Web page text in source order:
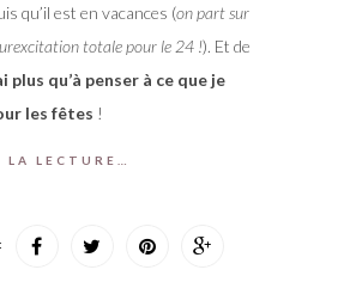
qu’il est en vacances (on part sur
totale pour le 24 !). Et de
plus qu’à penser à ce que je
les fêtes !
LECTURE…